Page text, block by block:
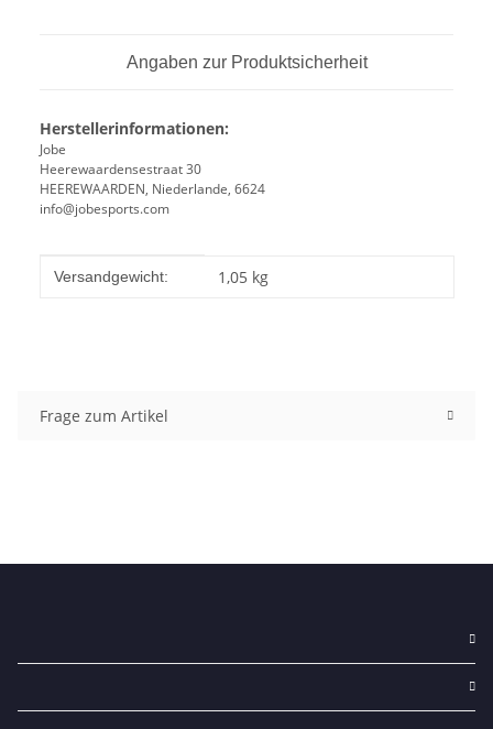
Angaben zur Produktsicherheit
Herstellerinformationen:
Jobe
Heerewaardensestraat 30
HEEREWAARDEN, Niederlande, 6624
info@jobesports.com
Produkteigenschaft
Wert
Versandgewicht: 1,05 kg
Frage zum Artikel